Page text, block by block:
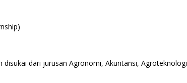
disukai dari jurusan Agronomi, Akuntansi, Agroteknologi